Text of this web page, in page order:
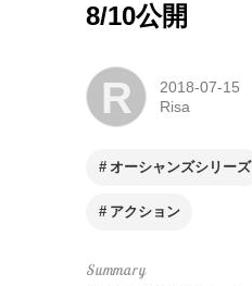
8/10公開
R
2018-07-15
Risa
オーシャンズシリーズ
アクション